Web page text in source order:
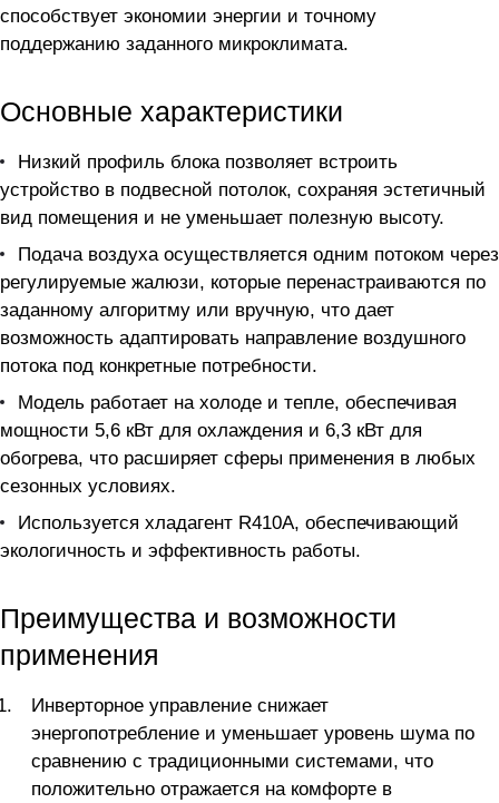
способствует экономии энергии и точному
поддержанию заданного микроклимата.
Основные характеристики
Низкий профиль блока позволяет встроить
устройство в подвесной потолок, сохраняя эстетичный
вид помещения и не уменьшает полезную высоту.
Подача воздуха осуществляется одним потоком через
регулируемые жалюзи, которые перенастраиваются по
заданному алгоритму или вручную, что дает
возможность адаптировать направление воздушного
потока под конкретные потребности.
Модель работает на холоде и тепле, обеспечивая
мощности 5,6 кВт для охлаждения и 6,3 кВт для
обогрева, что расширяет сферы применения в любых
сезонных условиях.
Используется хладагент R410A, обеспечивающий
экологичность и эффективность работы.
Преимущества и возможности
применения
Инверторное управление снижает
энергопотребление и уменьшает уровень шума по
сравнению с традиционными системами, что
положительно отражается на комфорте в